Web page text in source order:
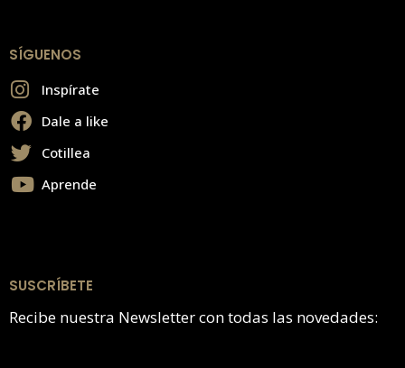
SÍGUENOS
Inspírate
Dale a like
Cotillea
Aprende
SUSCRÍBETE
Recibe nuestra Newsletter con todas las novedades: